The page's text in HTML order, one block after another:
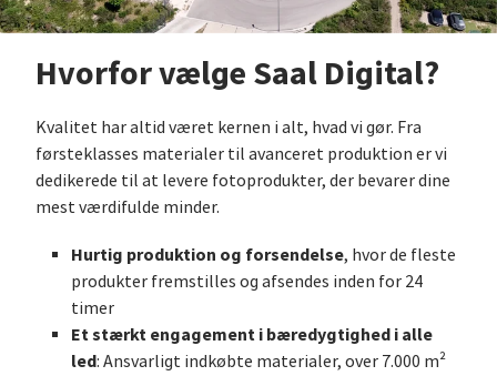
Hvorfor vælge Saal Digital?
Kvalitet har altid været kernen i alt, hvad vi gør. Fra
førsteklasses materialer til avanceret produktion er vi
dedikerede til at levere fotoprodukter, der bevarer dine
mest værdifulde minder.
Hurtig produktion og forsendelse, hvor de fleste
produkter fremstilles og afsendes inden for 24
timer
Et stærkt engagement i bæredygtighed i alle
led: Ansvarligt indkøbte materialer, over 7.000 m²